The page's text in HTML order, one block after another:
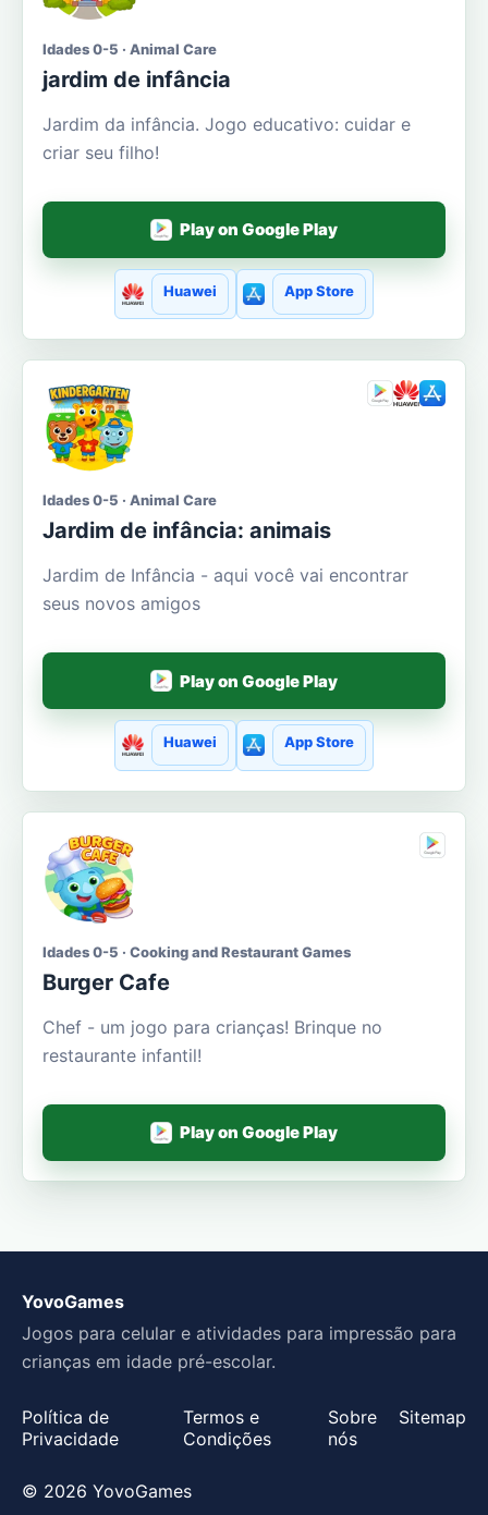
Idades 0-5 · Animal Care
jardim de infância
Jardim da infância. Jogo educativo: cuidar e
criar seu filho!
Play on Google Play
Huawei App Store
Idades 0-5 · Animal Care
Jardim de infância: animais
Jardim de Infância - aqui você vai encontrar
seus novos amigos
Play on Google Play
Huawei App Store
Idades 0-5 · Cooking and Restaurant Games
Burger Cafe
Chef - um jogo para crianças! Brinque no
restaurante infantil!
Play on Google Play
YovoGames
Jogos para celular e atividades para impressão para
crianças em idade pré-escolar.
Política de
Privacidade
Termos e
Condições
Sobre
nós
Sitemap
© 2026 YovoGames